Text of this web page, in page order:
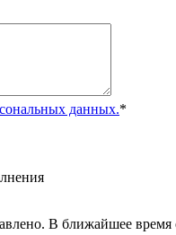
данных.*
В ближайшее время